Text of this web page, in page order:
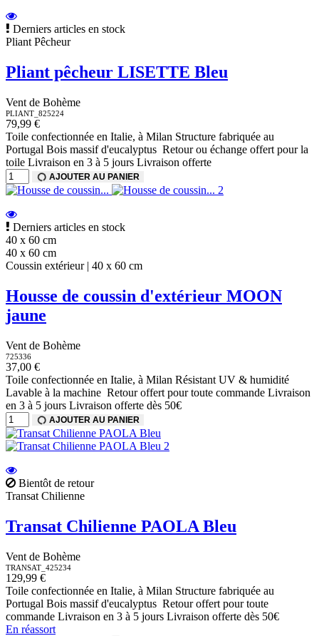
Derniers articles en stock
Pliant Pêcheur
Pliant pêcheur LISETTE Bleu
Vent de Bohème
PLIANT_825224
79,99 €
Toile confectionnée en Italie, à Milan Structure fabriquée au
Portugal Bois massif d'eucalyptus Retour ou échange offert pour la
toile Livraison en 3 à 5 jours Livraison offerte
AJOUTER AU PANIER
Derniers articles en stock
40 x 60 cm
40 x 60 cm
Coussin extérieur | 40 x 60 cm
Housse de coussin d'extérieur MOON
jaune
Vent de Bohème
725336
37,00 €
Toile confectionnée en Italie, à Milan Résistant UV & humidité
Lavable à la machine Retour offert pour toute commande Livraison
en 3 à 5 jours Livraison offerte dès 50€
AJOUTER AU PANIER
Bientôt de retour
Transat Chilienne
Transat Chilienne PAOLA Bleu
Vent de Bohème
TRANSAT_425234
129,99 €
Toile confectionnée en Italie, à Milan Structure fabriquée au
Portugal Bois massif d'eucalyptus Retour offert pour toute
commande Livraison en 3 à 5 jours Livraison offerte dès 50€
En réassort